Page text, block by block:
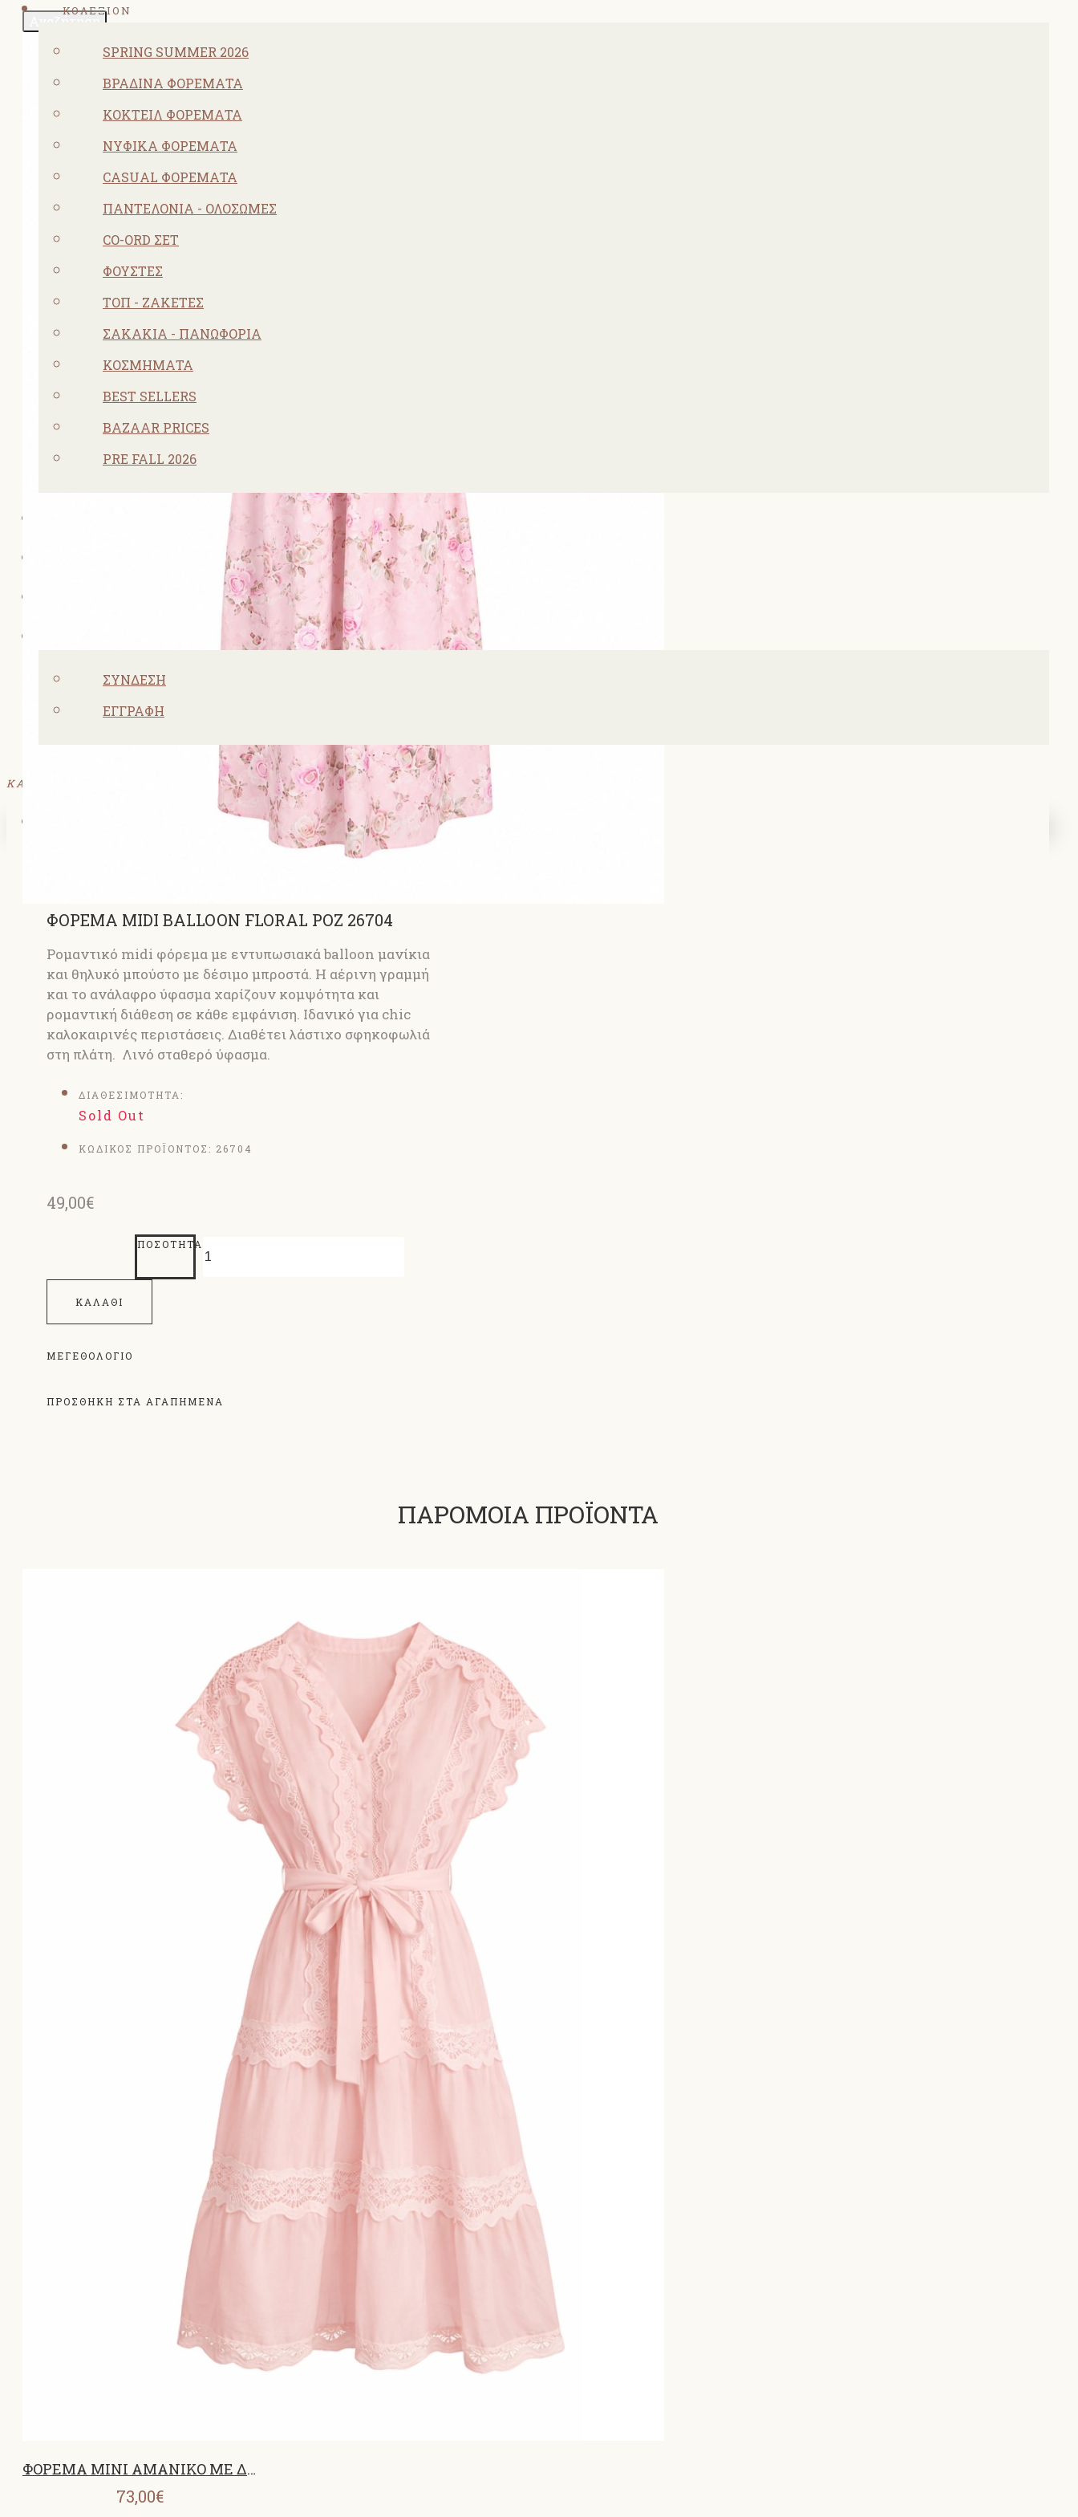
ΚΟΛΕΞΙΟΝ
SPRING SUMMER 2026
ΒΡΑΔΙΝΆ ΦΟΡΈΜΑΤΑ
ΚΟΚΤΕΙΛ ΦΟΡΈΜΑΤΑ
ΝΥΦΙΚΆ ΦΟΡΈΜΑΤΑ
CASUAL ΦΟΡΈΜΑΤΑ
ΠΑΝΤΕΛΌΝΙΑ - ΟΛΌΣΩΜΕΣ
CO-ORD ΣΕΤ
ΦΟΎΣΤΕΣ
ΤΟΠ - ΖΑΚΈΤΕΣ
ΣΑΚΆΚΙΑ - ΠΑΝΩΦΌΡΙΑ
ΚΟΣΜΗΜΑΤΑ
BEST SELLERS
BAZAAR PRICES
PRE FALL 2026
ΣΎΝΔΕΣΗ
ΕΓΓΡΑΦΉ
ΚΑΛΑΘΙ
ΦΟΡΕΜΑ MIDI BALLOON FLORAL ΡΟΖ 26704
Ρομαντικό midi φόρεμα με εντυπωσιακά balloon μανίκια
και θηλυκό μπούστο με δέσιμο μπροστά. Η αέρινη γραμμή
και το ανάλαφρο ύφασμα χαρίζουν κομψότητα και
ρομαντική διάθεση σε κάθε εμφάνιση. Ιδανικό για chic
καλοκαιρινές περιστάσεις. Διαθέτει λάστιχο σφηκοφωλιά
στη πλάτη. Λινό σταθερό ύφασμα.
ΔΙΑΘΕΣΙΜΟΤΗΤΑ:
Sold Out
ΚΩΔΙΚΟΣ ΠΡΟΪΟΝΤΟΣ: 26704
49,00€
ΠΟΣΌΤΗΤΑ
ΚΑΛΆΘΙ
ΜΕΓΕΘΟΛΌΓΙΟ
ΠΡΟΣΘΗΚΗ ΣΤΑ ΑΓΑΠΗΜΕΝΑ
ΠΑΡΟΜΟΙΑ ΠΡΟΪΟΝΤΑ
ΦΟΡΕΜΑ MINI ΑΜΑΝΙΚΟ ΜΕ ΔΑΝΤΕΛΑ ΡΟΖ 26701
73,00€